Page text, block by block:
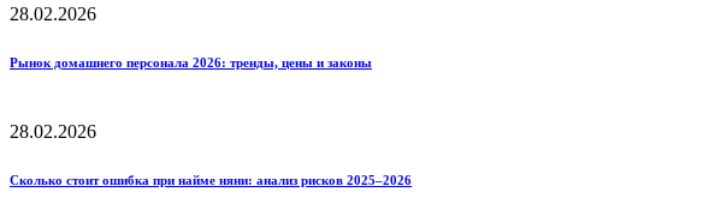
28.02.2026
Рынок домашнего персонала 2026: тренды, цены и законы
28.02.2026
Сколько стоит ошибка при найме няни: анализ рисков 2025–2026